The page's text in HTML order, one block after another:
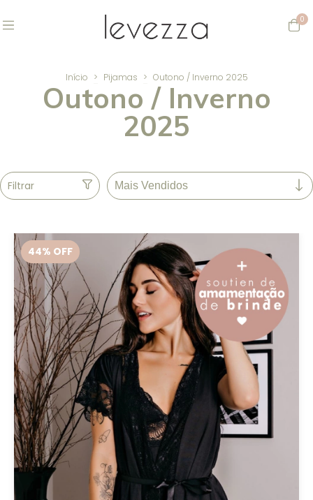
0
Início > Pijamas > Outono / Inverno 2025
Outono / Inverno
2025
Filtrar
44% OFF